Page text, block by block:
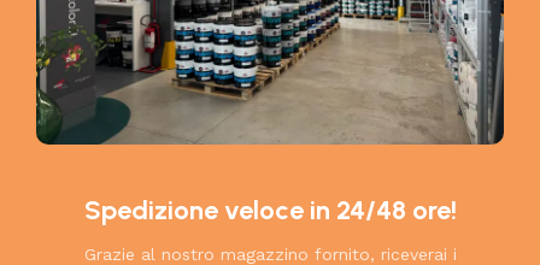
Spedizione veloce in 24/48 ore!
Grazie al nostro magazzino fornito, riceverai i